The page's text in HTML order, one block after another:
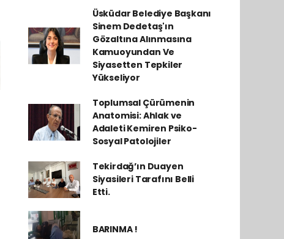
Üsküdar Belediye Başkanı
Sinem Dedetaş'ın
Gözaltına Alınmasına
Kamuoyundan Ve
Siyasetten Tepkiler
Yükseliyor
Toplumsal Çürümenin
Anatomisi: Ahlak ve
Adaleti Kemiren Psiko-
Sosyal Patolojiler
Tekirdağ’ın Duayen
Siyasileri Tarafını Belli
Etti.
BARINMA !